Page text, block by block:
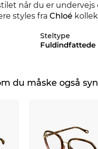
når du er
styles fra Chloé
til powerkvinder.
får du hurtigt
får du også
Steltype
Fuldindfattede
du måske også